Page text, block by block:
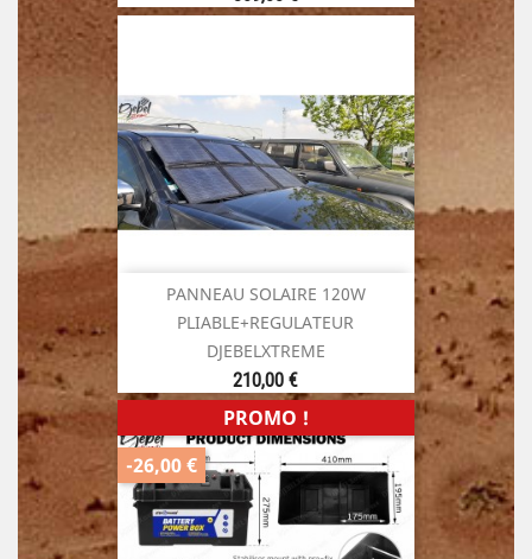
PANNEAU SOLAIRE 120W
PLIABLE+REGULATEUR
DJEBELXTREME
Prix
210,00 €
PROMO !
-26,00 €